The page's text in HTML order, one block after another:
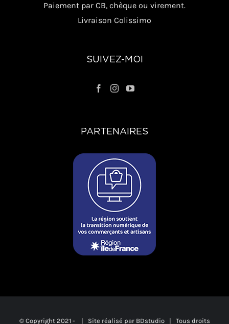
Paiement par CB, chèque ou virement.
Livraison Colissimo
SUIVEZ-MOI
PARTENAIRES
© Copyright 2021 - | Site réalisé par BDstudio| Tous droits